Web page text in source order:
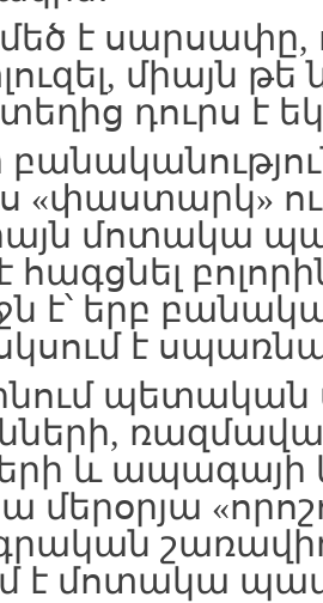
մեծ է
միայն թե
դուրս է
«փաստարկ»
մոտակա
հագցնել
է՝ երբ
է
պետական
և ապագայի
մերօրյա
է մոտակա